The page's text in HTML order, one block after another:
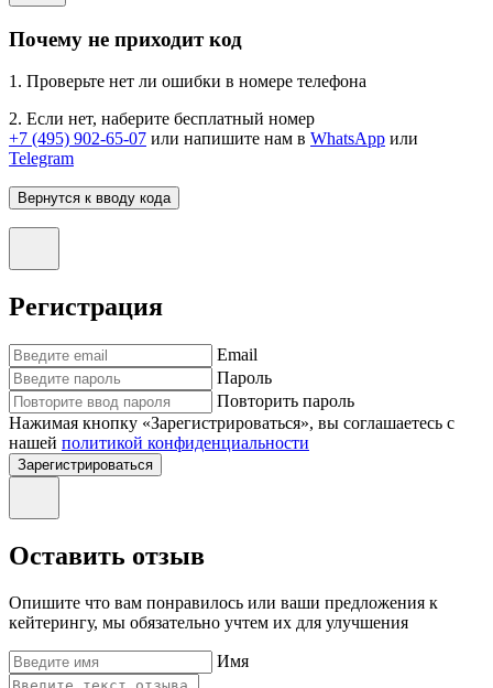
Почему не приходит код
1. Проверьте нет ли ошибки в номере телефона
2. Если нет, наберите бесплатный номер
+7 (495) 902-65-07 или напишите нам в WhatsApp или
Telegram
Вернутся к вводу кода
Регистрация
Email
Пароль
Повторить пароль
Нажимая кнопку «Зарегистрироваться», вы соглашаетесь с
нашей политикой конфиденциальности
Зарегистрироваться
Оставить отзыв
Опишите что вам понравилось или ваши предложения к
кейтерингу, мы обязательно учтем их для улучшения
Имя